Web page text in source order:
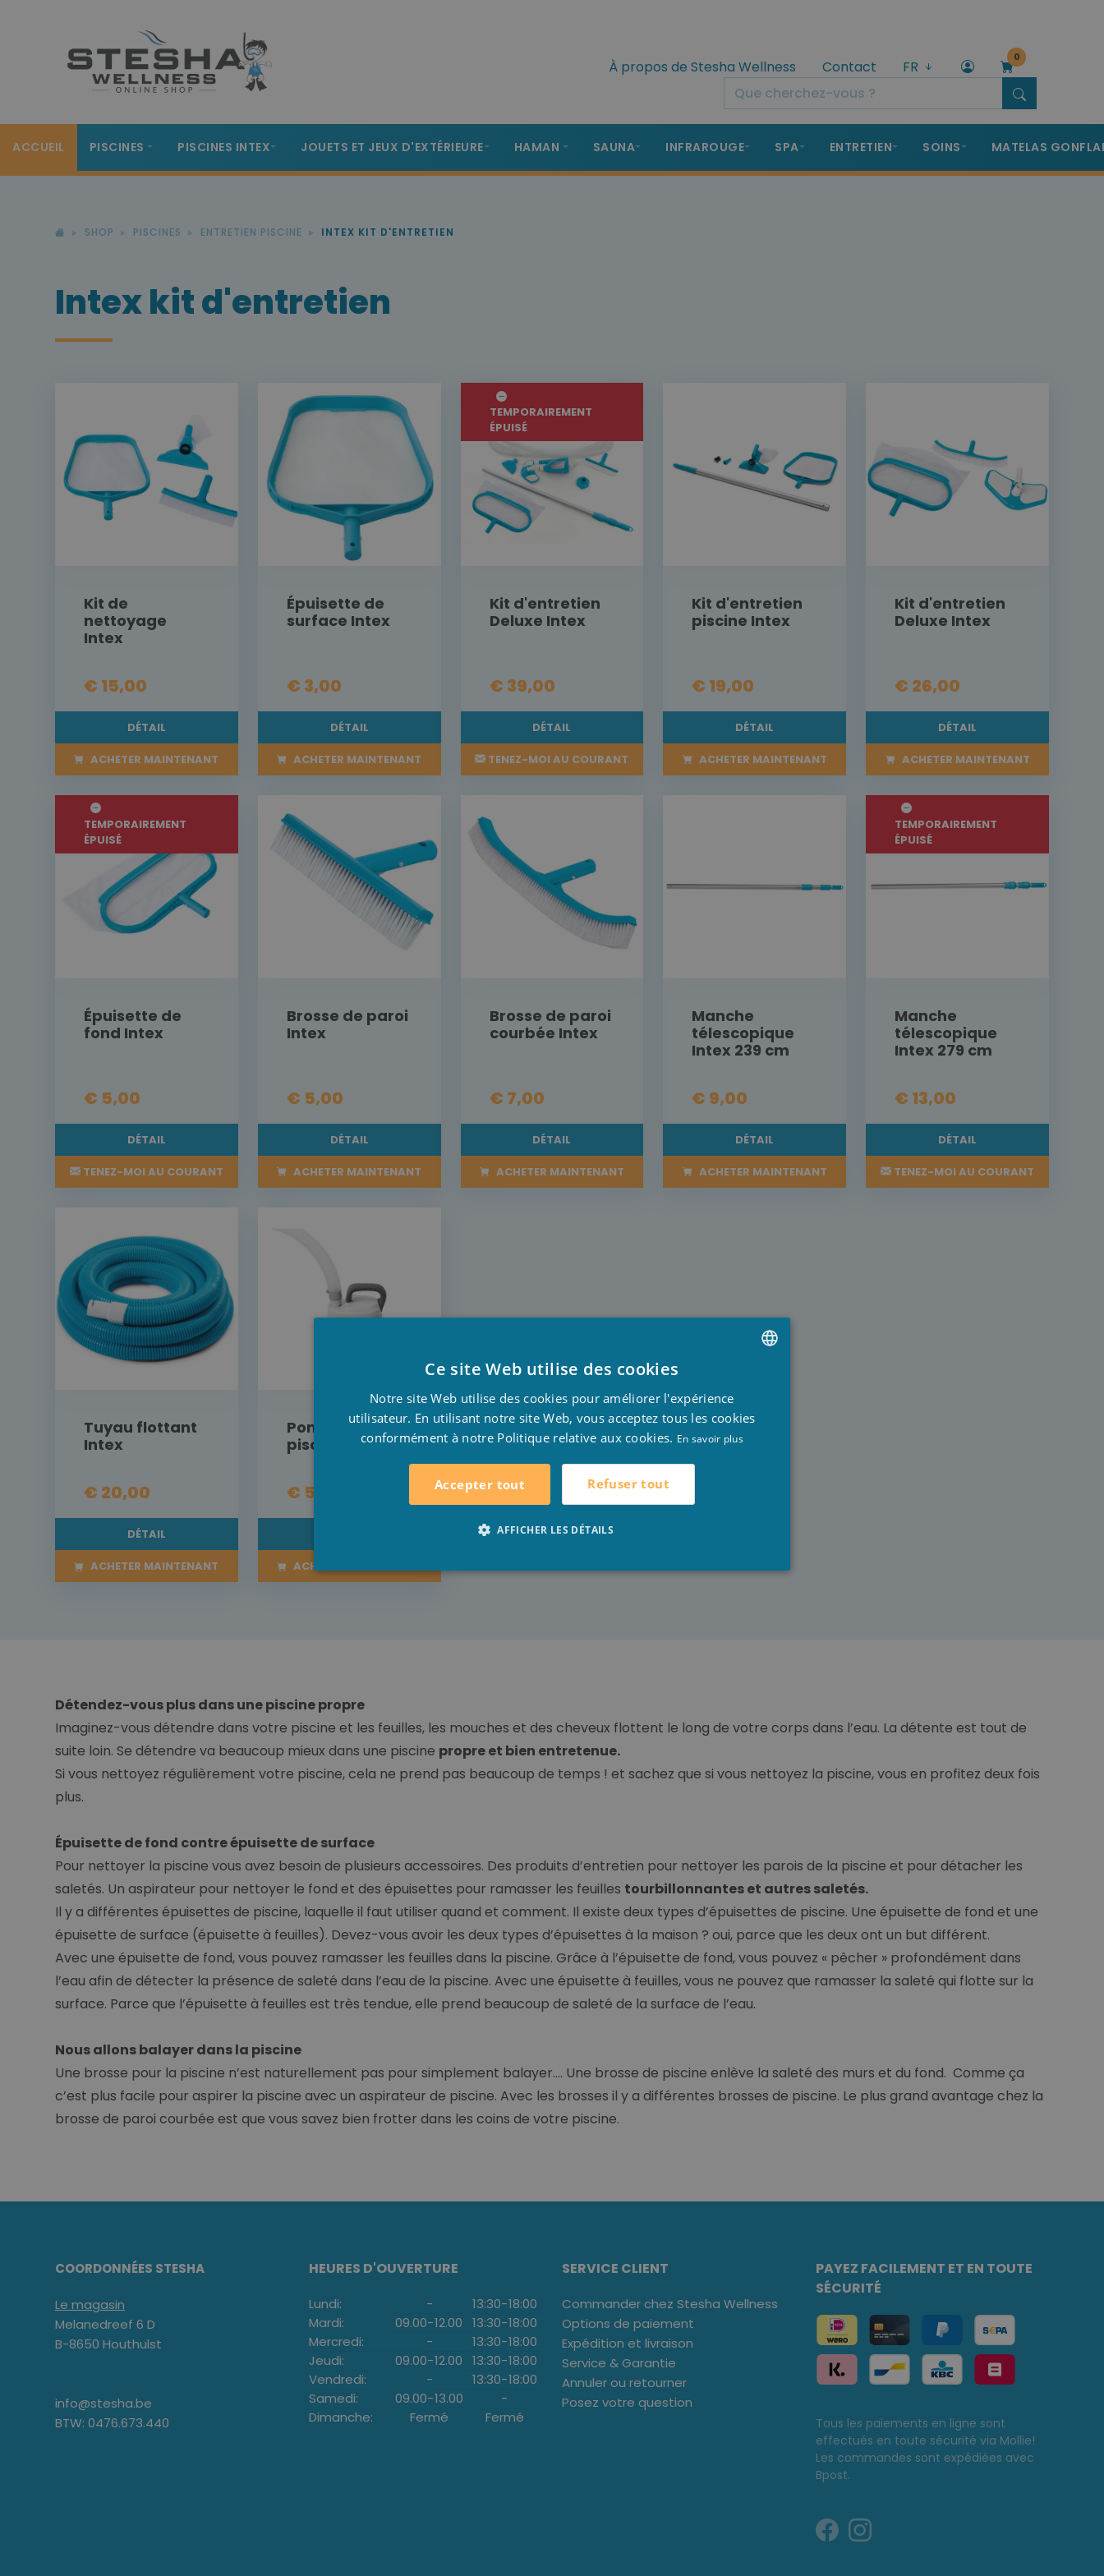
À propos de Stesha Wellness Contact FR
0
ACCUEIL PISCINES PISCINES INTEX JOUETS ET JEUX D'EXTÉRIEURE HAMAN SAUNA INFRAROUGE SPA ENTRETIEN SOINS MATELAS
SHOP PISCINES ENTRETIEN PISCINE INTEX KIT D'ENTRETIEN
Intex kit d'entretien
Kit de
nettoyage
Intex
€ 15,00
DÉTAIL
ACHETER MAINTENANT
Épuisette de
surface Intex
€ 3,00
DÉTAIL
ACHETER MAINTENANT
TEMPORAIREMENT
ÉPUISÉ
Kit d'entretien
Deluxe Intex
€ 39,00
DÉTAIL
TENEZ-MOI AU COURANT
Kit d'entretien
piscine Intex
€ 19,00
DÉTAIL
ACHETER MAINTENANT
Kit d'entretien
Deluxe Intex
€ 26,00
DÉTAIL
ACHETER MAINTENANT
TEMPORAIREMENT
ÉPUISÉ
Épuisette de
fond Intex
€ 5,00
DÉTAIL
TENEZ-MOI AU COURANT
Brosse de paroi
Intex
€ 5,00
DÉTAIL
ACHETER MAINTENANT
Brosse de paroi
courbée Intex
€ 7,00
DÉTAIL
ACHETER MAINTENANT
Manche
télescopique
Intex 239 cm
€ 9,00
DÉTAIL
ACHETER MAINTENANT
TEMPORAIREMENT
ÉPUISÉ
Manche
télescopique
Intex 279 cm
€ 13,00
DÉTAIL
TENEZ-MOI AU COURANT
Tuyau flottant
Intex
€ 20,00
DÉTAIL
ACHETER MAINTENANT
Pompe vide
piscine Intex
€ 55,00
ACHETER MAINTENANT
Détendez-vous plus dans une piscine propre
Imaginez-vous détendre dans votre piscine et les feuilles, les mouches et des cheveux flottent le long de votre corps dans l’eau. La détente est tout de
suite loin. Se détendre va beaucoup mieux dans une piscine propre et bien entretenue.
Si vous nettoyez régulièrement votre piscine, cela ne prend pas beaucoup de temps ! et sachez que si vous nettoyez la piscine, vous en profitez deux fois
plus.
Épuisette de fond contre épuisette de surface
Pour nettoyer la piscine vous avez besoin de plusieurs accessoires. Des produits d’entretien pour nettoyer les parois de la piscine et pour détacher les
saletés. Un aspirateur pour nettoyer le fond et des épuisettes pour ramasser les feuilles tourbillonnantes et autres saletés.
Il y a différentes épuisettes de piscine, laquelle il faut utiliser quand et comment. Il existe deux types d’épuisettes de piscine. Une épuisette de fond et une
épuisette de surface (épuisette à feuilles). Devez-vous avoir les deux types d’épuisettes à la maison ? oui, parce que les deux ont un but différent.
Avec une épuisette de fond, vous pouvez ramasser les feuilles dans la piscine. Grâce à l’épuisette de fond, vous pouvez « pêcher » profondément dans
l’eau afin de détecter la présence de saleté dans l’eau de la piscine. Avec une épuisette à feuilles, vous ne pouvez que ramasser la saleté qui flotte sur la
surface. Parce que l’épuisette à feuilles est très tendue, elle prend beaucoup de saleté de la surface de l’eau.
Nous allons balayer dans la piscine
Une brosse pour la piscine n’est naturellement pas pour simplement balayer…. Une brosse de piscine enlève la saleté des murs et du fond. Comme ça
c’est plus facile pour aspirer la piscine avec un aspirateur de piscine. Avec les brosses il y a différentes brosses de piscine. Le plus grand avantage chez la
brosse de paroi courbée est que vous savez bien frotter dans les coins de votre piscine.
COORDONNÉES STESHA
Le magasin
Melanedreef 6 D
B-8650 Houthulst
info@stesha.be
BTW: 0476.673.440
HEURES D'OUVERTURE
Lundi: - 13:30-18:00
Mardi:
09.00-12.00 13:30-18:00
Mercredi:
- 13:30-18:00
Jeudi:
09.00-12.00 13:30-18:00
Vendredi:
- 13:30-18:00
Samedi:
09.00-13.00
-
Dimanche:
Fermé Fermé
SERVICE CLIENT
Commander chez Stesha Wellness
Options de paiement
Expédition et livraison
Service & Garantie
Annuler ou retourner
Posez votre question
PAYEZ FACILEMENT ET EN TOUTE
SÉCURITÉ
Tous les paiements en ligne sont
effectués en toute sécurité via Mollie!
Les commandes sont expédiées avec
Bpost.
ENGLISH
Ce site Web utilise des cookies
Notre site Web utilise des cookies pour améliorer l'expérience
utilisateur. En utilisant notre site Web, vous acceptez tous les cookies
conformément à notre Politique relative aux cookies. En savoir plus
Accepter tout Refuser tout
AFFICHER LES DÉTAILS